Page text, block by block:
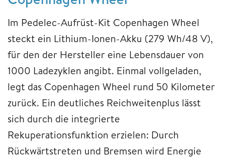
Im Pedelec-Aufrüst-Kit Copenhagen Wheel
steckt ein Lithium-Ionen-Akku (279 Wh/48 V),
für den der Hersteller eine Lebensdauer von
1000 Ladezyklen angibt. Einmal vollgeladen,
legt das Copenhagen Wheel rund 50 Kilometer
zurück. Ein deutliches Reichweitenplus lässt
sich durch die integrierte
Rekuperationsfunktion erzielen: Durch
Rückwärtstreten und Bremsen wird Energie